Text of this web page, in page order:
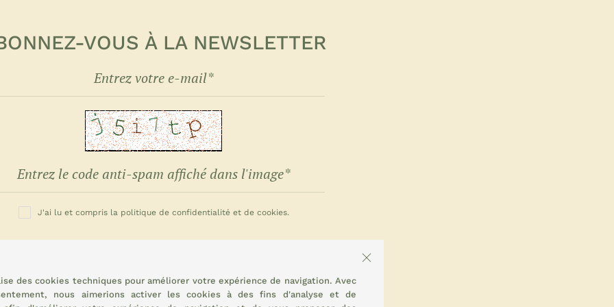
VOUS À LA NEWSLETTER
J'ai lu et compris la politique de confidentialité et de cookies.
des cookies techniques pour améliorer votre expérience de navigation. Avec
nous aimerions activer les cookies à des fins d'analyse et de